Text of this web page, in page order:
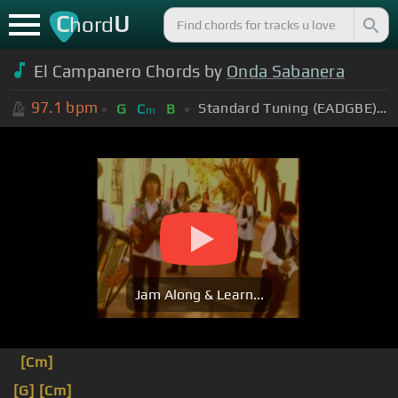
ChordU
El Campanero Chords by Onda Sabanera
97.1 bpm G Cm B Standard Tuning (EADGBE)
Jam Along & Learn...
[Cm]
[G] [Cm]